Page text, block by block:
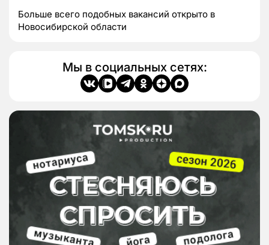
Больше всего подобных вакансий открыто в
Новосибирской области
Мы в социальных сетях: